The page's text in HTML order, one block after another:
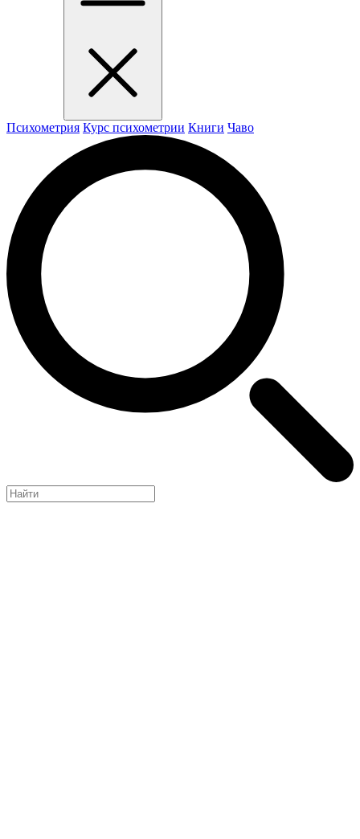
Психометрия Курс психометрии Книги Чаво